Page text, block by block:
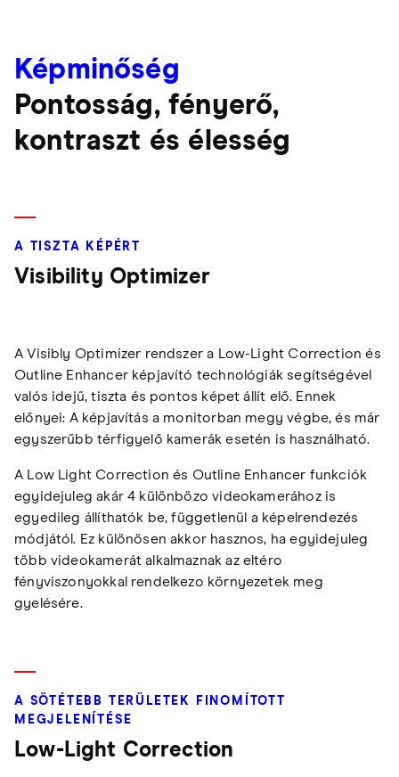
Képminőség
Pontosság, fényerő,
kontraszt és élesség
A TISZTA KÉPÉRT
Visibility Optimizer
A Visibly Optimizer rendszer a Low-Light Correction és
Outline Enhancer képjavító technológiák segítségével
valós idejű, tiszta és pontos képet állít elő. Ennek
előnyei: A képjavítás a monitorban megy végbe, és már
egyszerűbb térfigyelő kamerák esetén is használható.
A Low Light Correction és Outline Enhancer funkciók
egyidejuleg akár 4 különbözo videokamerához is
egyedileg állíthatók be, függetlenül a képelrendezés
módjától. Ez különösen akkor hasznos, ha egyidejuleg
több videokamerát alkalmaznak az eltéro
fényviszonyokkal rendelkezo környezetek meg
gyelésére.
A SÖTÉTEBB TERÜLETEK FINOMÍTOTT
MEGJELENÍTÉSE
Low-Light Correction